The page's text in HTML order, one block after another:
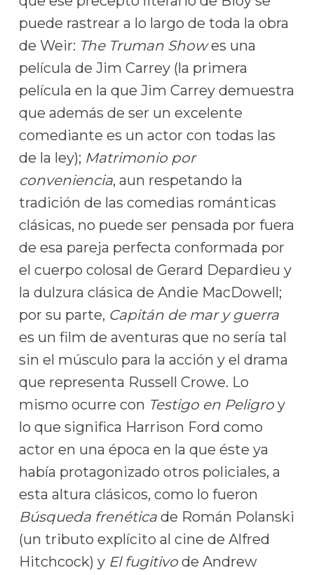
puede rastrear a lo largo de toda la obra
de Weir: The Truman Showes una
película de Jim Carrey (la primera
película en la que Jim Carrey demuestra
que además de ser un excelente
comediante es un actor con todas las
de la ley); Matrimonio por
conveniencia, aun respetando la
tradición de las comedias románticas
clásicas, no puede ser pensada por fuera
de esa pareja perfecta conformada por
el cuerpo colosal de Gerard Depardieu y
la dulzura clásica de Andie MacDowell;
por su parte, Capitán de mar y guerra
es un film de aventuras que no sería tal
sin el músculo para la acción y el drama
que representa Russell Crowe. Lo
mismo ocurre con Testigo en Peligroy
lo que significa Harrison Ford como
actor en una época en la que éste ya
había protagonizado otros policiales, a
esta altura clásicos, como lo fueron
Búsqueda frenéticade Román Polanski
(un tributo explícito al cine de Alfred
Hitchcock) y El fugitivode Andrew